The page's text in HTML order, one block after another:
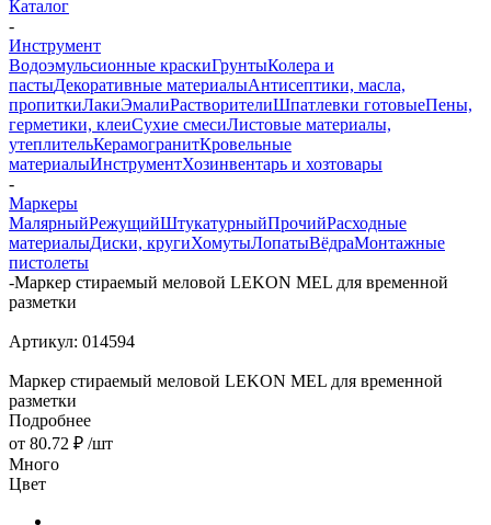
Каталог
-
Инструмент
Водоэмульсионные краскиГрунтыКолера и
пастыДекоративные материалыАнтисептики, масла,
пропиткиЛакиЭмалиРастворителиШпатлевки готовыеПены,
герметики, клеиСухие смесиЛистовые материалы,
утеплительКерамогранитКровельные
материалыИнструментХозинвентарь и хозтовары
-
Маркеры
МалярныйРежущийШтукатурныйПрочийРасходные
материалыДиски, кругиХомутыЛопатыВёдраМонтажные
пистолеты
-Маркер стираемый меловой LEKON MEL для временной
разметки
Артикул: 014594
Маркер стираемый меловой LEKON MEL для временной
разметки
Подробнее
от 80.72 ₽ /шт
Много
Цвет